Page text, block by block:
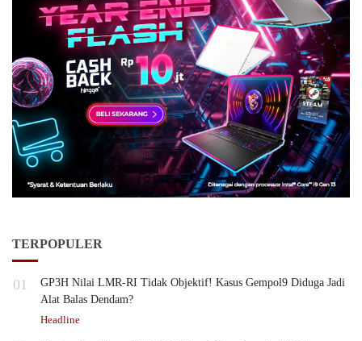
TERPOPULER
01
GP3H Nilai LMR-RI Tidak Objektif! Kasus Gempol9 Diduga Jadi
Alat Balas Dendam?
Headline